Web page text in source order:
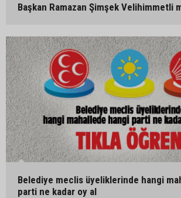
Başkan Ramazan Şimşek Velihimmetli
Belediye meclis üyeliklerinde hangi
parti ne kadar oy al